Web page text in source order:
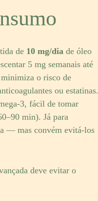
de 10 mg/dia de óleo
5 mg semanais até
minimiza o risco de
ou estatinas.
3, fácil de tomar
min). Já para
— mas convém evitá-los
deve evitar o